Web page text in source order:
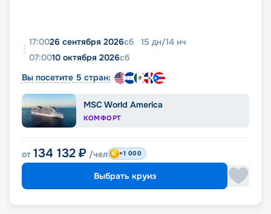
17:0026 сентября 2026сб 15 дн/14 нч
07:0010 октября 2026сб
Вы посетите 5 стран:
MSC World America
КОМФОРТ
от 134 132 ₽ /чел +1 000
Выбрать круиз